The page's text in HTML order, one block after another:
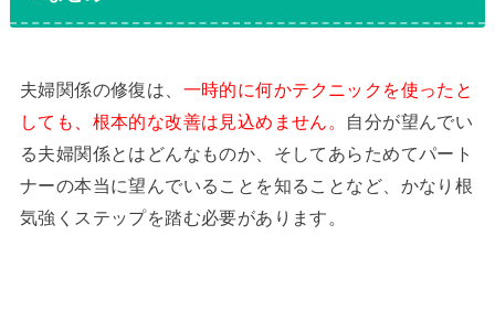
夫婦関係の修復は、 一時的に何かテクニックを使ったと
しても、根本的な改善は見込めません。 自分が望んでい
る夫婦関係とはどんなものか、そしてあらためてパート
ナーの本当に望んでいることを知ることなど、かなり根
気強くステップを踏む必要があります。